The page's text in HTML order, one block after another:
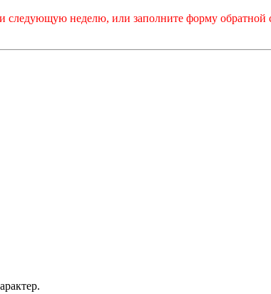
следующую неделю, или заполните форму обратной